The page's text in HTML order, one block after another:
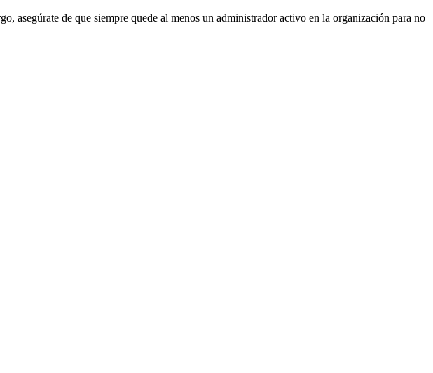
asegúrate de que siempre quede al menos un administrador activo en la organización para no